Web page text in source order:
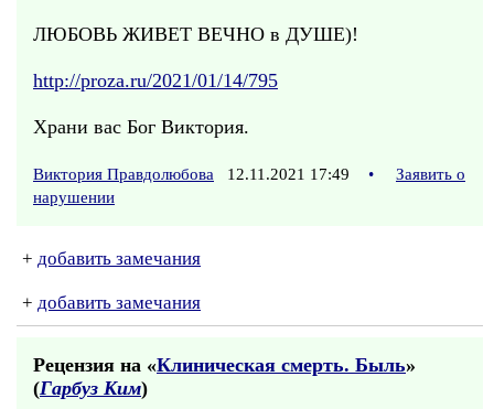
ЛЮБОВЬ ЖИВЕТ ВЕЧНО в ДУШЕ)!
http://proza.ru/2021/01/14/795
Храни вас Бог Виктория.
Виктория Правдолюбова 12.11.2021 17:49 •
Заявить о
нарушении
+ добавить замечания
+ добавить замечания
Рецензия на «Клиническая смерть. Быль»
(Гарбуз Ким)